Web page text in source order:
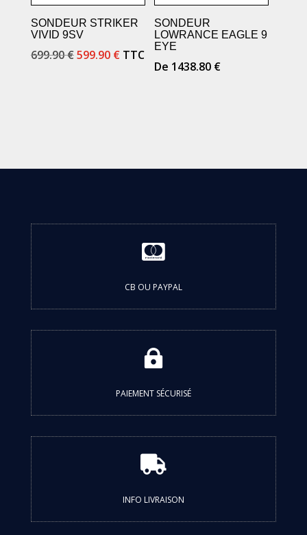
SONDEUR STRIKER
VIVID 9SV
699.90€Le
599.90 €Le
TTC
SONDEUR
LOWRANCE EAGLE 9
EYE
De 1438.80 €

CB OU PAYPAL

PAIEMENT SÉCURISÉ

INFO LIVRAISON